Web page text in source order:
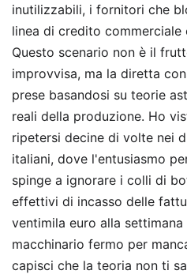
inutilizzabili, i fornitori che
linea di credito commerciale
Questo scenario non è il
improvvisa, ma la diretta
prese basandosi su teorie
reali della produzione. Ho
ripetersi decine di volte nei
italiani, dove l'entusiasmo
spinge a ignorare i colli di
effettivi di incasso delle
ventimila euro alla settimana
macchinario fermo per
capisci che la teoria non ti